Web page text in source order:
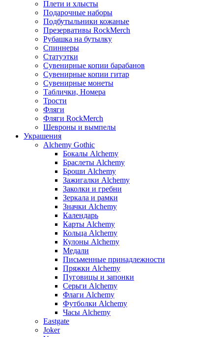
Плети и хлысты
Подарочные наборы
Подбутыльники кожаные
Презервативы RockMerch
Рубашка на бутылку
Спиннеры
Статуэтки
Сувенирные копии барабанов
Сувенирные копии гитар
Сувенирные монеты
Таблички, Номера
Трости
Фляги
Фляги RockMerch
Шевроны и вымпелы
Украшения
Alchemy Gothic
Бокалы Alchemy
Браслеты Alchemy
Броши Alchemy
Зажигалки Alchemy
Заколки и гребни
Зеркала и рамки
Значки Alchemy
Календарь
Карты Alchemy
Кольца Alchemy
Кулоны Alchemy
Медали
Письменные принадлежности
Пряжки Alchemy
Пуговицы и запонки
Серьги Alchemy
Флаги Alchemy
Футболки Alchemy
Часы Alchemy
Eastgate
Joker